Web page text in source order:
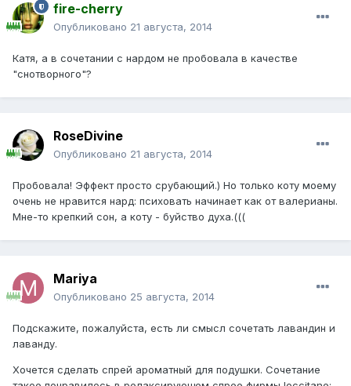
fire-cherry
Опубликовано 21 августа, 2014
Катя, а в сочетании с нардом не пробовала в качестве
"снотворного"?
RoseDivine
Опубликовано 21 августа, 2014
Пробовала! Эффект просто срубающий.) Но только коту моему
очень не нравится нард: психовать начинает как от валерианы.
Мне-то крепкий сон, а коту - буйство духа.(((
Mariya
Опубликовано 25 августа, 2014
Подскажите, пожалуйста, есть ли смысл сочетать лавандин и
лаванду.
Хочется сделать спрей ароматный для подушки. Сочетание